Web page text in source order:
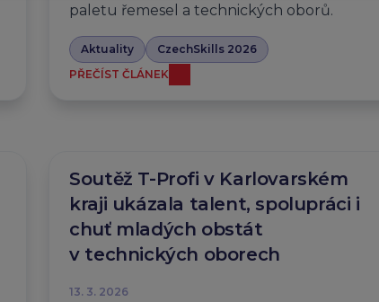
paletu řemesel a technických oborů.
Aktuality
CzechSkills 2026
PŘEČÍST ČLÁNEK
Soutěž T-Profi v Karlovarském
kraji ukázala talent, spolupráci i
chuť mladých obstát
v technických oborech
13. 3. 2026